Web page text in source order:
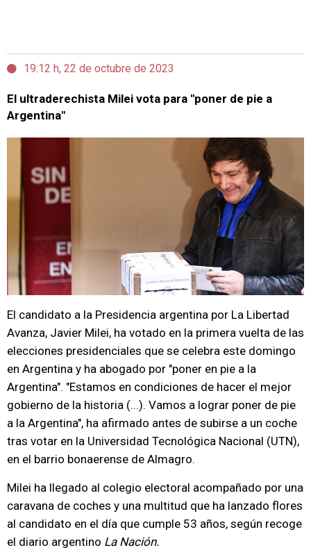
19:12 h, 22 de octubre de 2023
El ultraderechista Milei vota para "poner de pie a
Argentina"
El candidato a la Presidencia argentina por La Libertad
Avanza, Javier Milei, ha votado en la primera vuelta de las
elecciones presidenciales que se celebra este domingo
en Argentina y ha abogado por "poner en pie a la
Argentina". "Estamos en condiciones de hacer el mejor
gobierno de la historia (...). Vamos a lograr poner de pie
a la Argentina", ha afirmado antes de subirse a un coche
tras votar en la Universidad Tecnológica Nacional (UTN),
en el barrio bonaerense de Almagro.
Milei ha llegado al colegio electoral acompañado por una
caravana de coches y una multitud que ha lanzado flores
al candidato en el día que cumple 53 años, según recoge
el diario argentino La Nación.